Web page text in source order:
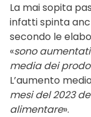
La mai sopita
infatti spinta
secondo le
«sono
media dei
L’aumento
mesi del 2023
alimentare».